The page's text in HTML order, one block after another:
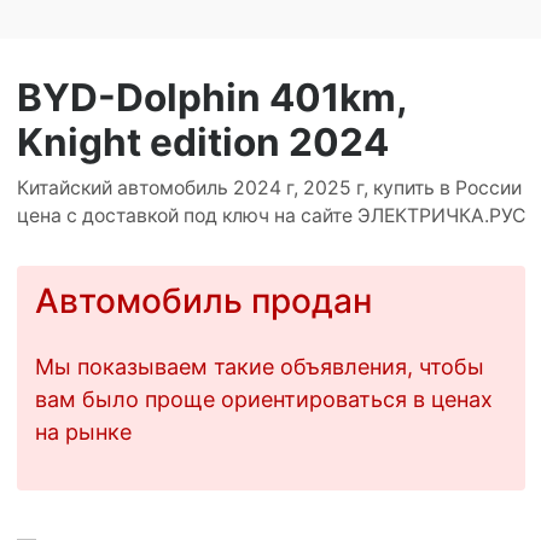
BYD-Dolphin 401km,
Knight edition 2024
Китайский автомобиль 2024 г, 2025 г, купить в России
цена с доставкой под ключ на сайте ЭЛЕКТРИЧКА.РУС
Автомобиль продан
Мы показываем такие объявления, чтобы
вам было проще ориентироваться в ценах
на рынке